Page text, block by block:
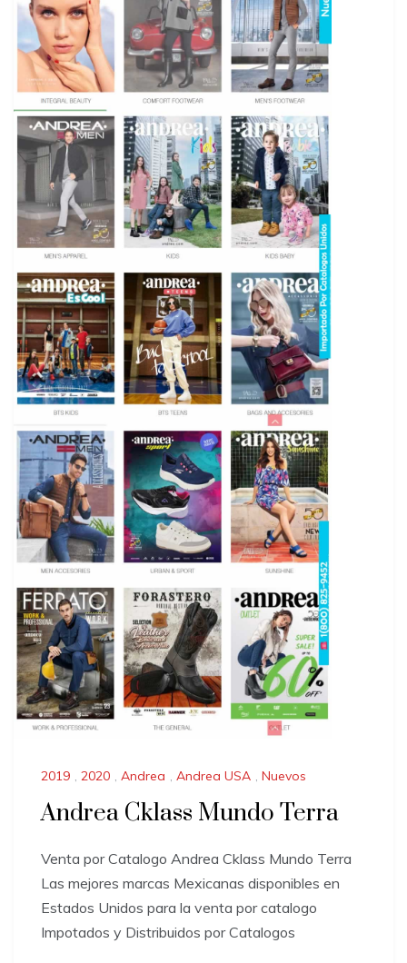
2019 , 2020 , Andrea , Andrea USA , Nuevos
Andrea Cklass Mundo Terra
Venta por Catalogo Andrea Cklass Mundo Terra
Las mejores marcas Mexicanas disponibles en
Estados Unidos para la venta por catalogo
Impotados y Distribuidos por Catalogos